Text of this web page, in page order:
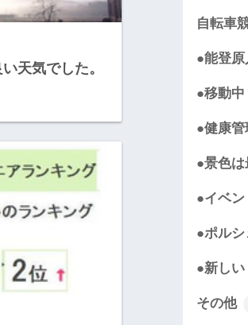
天気でした。
自転車
●能登
●移動
●健康
●景色
●イベ
●ポル
●新し
その他